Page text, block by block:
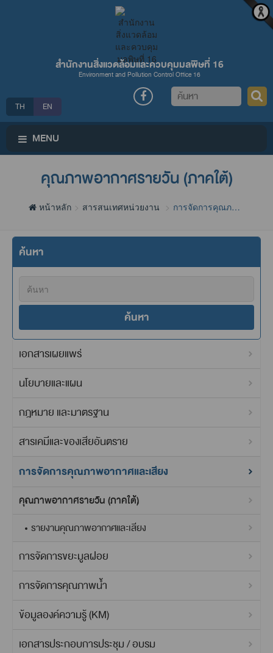
สำนักงานสิ่งแวดล้อมและควบคุมมลพิษที่ 16
Environment and Pollution Control Office 16
TH EN
ค้นหา
MENU
คุณภาพอากาศรายวัน (ภาคใต้)
หน้าหลัก สารสนเทศหน่วยงาน
การจัดการคุณภาพ
ค้นหา
ค้นหา
เอกสารเผยแพร่
นโยบายและแผน
กฎหมาย และมาตรฐาน
สารเคมีและของเสียอันตราย
การจัดการคุณภาพอากาศและเสียง
คุณภาพอากาศรายวัน (ภาคใต้)
รายงานคุณภาพอากาศและเสียง
การจัดการขยะมูลฝอย
การจัดการคุณภาพน้ำ
ข้อมูลองค์ความรู้ (KM)
เอกสารประกอบการประชุม / อบรม